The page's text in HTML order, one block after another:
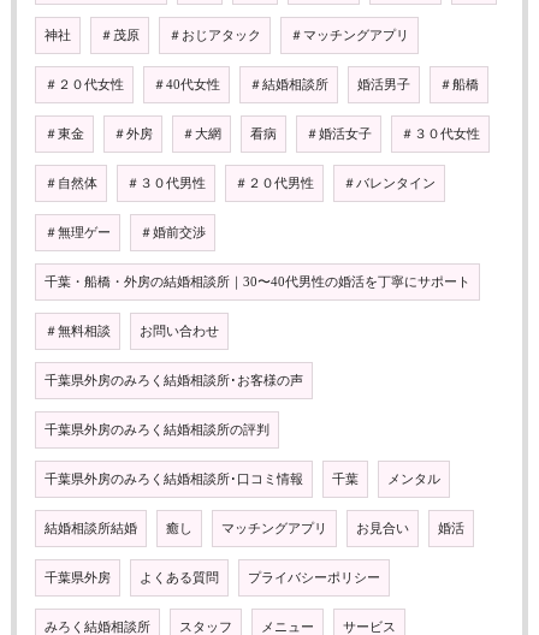
神社 ＃茂原 ＃おじアタック ＃マッチングアプリ
＃２０代女性 ＃40代女性 ＃結婚相談所 婚活男子 ＃船橋
＃東金 ＃外房 ＃大網 看病 ＃婚活女子 ＃３０代女性
＃自然体 ＃３０代男性 ＃２０代男性 ＃バレンタイン
＃無理ゲー ＃婚前交渉
千葉・船橋・外房の結婚相談所｜30〜40代男性の婚活を丁寧にサポート
＃無料相談 お問い合わせ
千葉県外房のみろく結婚相談所･お客様の声
千葉県外房のみろく結婚相談所の評判
千葉県外房のみろく結婚相談所･口コミ情報 千葉 メンタル
結婚相談所結婚 癒し マッチングアプリ お見合い 婚活
千葉県外房 よくある質問 プライバシーポリシー
みろく結婚相談所 スタッフ メニュー サービス